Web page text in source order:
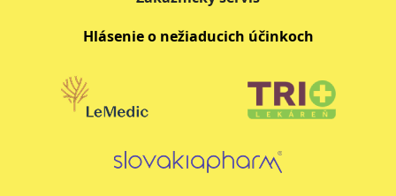
Hlásenie o nežiaducich účinkoch